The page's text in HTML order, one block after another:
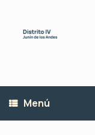
contenido
Menú